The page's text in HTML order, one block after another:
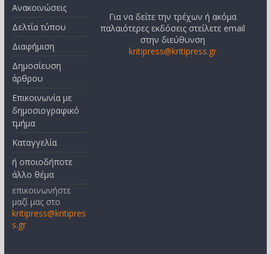
Ανακοινώσεις
Δελτία τύπου
Διαφήμιση
Δημοσίευση
άρθρου
Επικοινωνία με
δημοσιογραφικό
τμήμα
Καταγγελία
ή οποιοδήποτε
άλλο θέμα
επικοινωνήστε
μαζί μας στο
kritipress@kritipres
s.gr
Για να δείτε την τρέχων ή ακόμα
παλαιότερες εκδόσεις στείλετε email
στην διεύθυνση
kritipress@kritipress.gr